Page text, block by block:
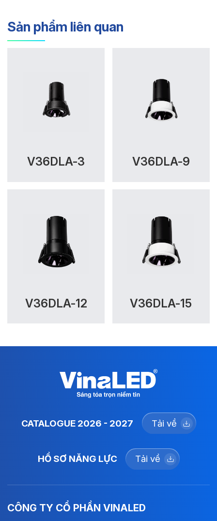
Sản phẩm liên quan
V36DLA-3 V36DLA-9
V36DLA-12 V36DLA-15
CATALOGUE 2026 - 2027 Tải về
HỒ SƠ NĂNG LỰC Tải về
CÔNG TY CỔ PHẦN VINALED